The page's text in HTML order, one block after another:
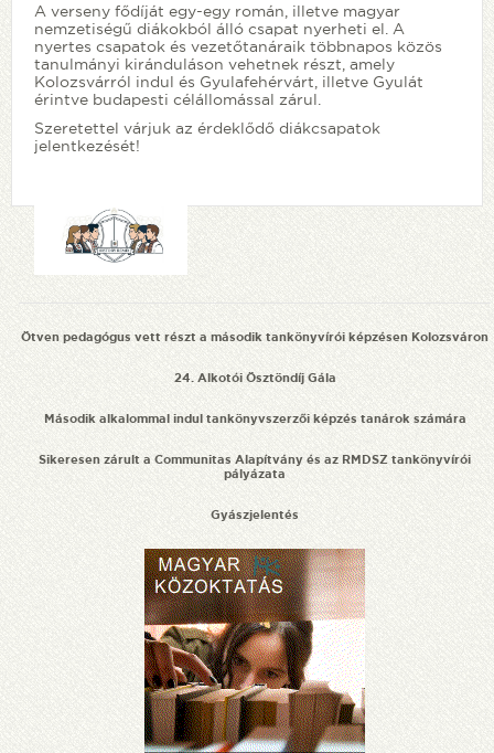
A verseny fődíját egy-egy román, illetve magyar
nemzetiségű diákokból álló csapat nyerheti el. A
nyertes csapatok és vezetőtanáraik többnapos közös
tanulmányi kiránduláson vehetnek részt, amely
Kolozsvárról indul és Gyulafehérvárt, illetve Gyulát
érintve budapesti célállomással zárul.
Szeretettel várjuk az érdeklődő diákcsapatok
jelentkezését!
Ötven pedagógus vett részt a második tankönyvírói képzésen Kolozsváron
24. Alkotói Ösztöndíj Gála
Második alkalommal indul tankönyvszerzői képzés tanárok számára
Sikeresen zárult a Communitas Alapítvány és az RMDSZ tankönyvírói
pályázata
Gyászjelentés